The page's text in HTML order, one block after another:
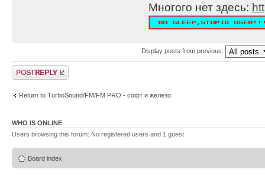
Многого нет здесь:
Display posts from previous:
Post a reply
Return to TurboSound/FM/FM PRO - софт и железо
WHO IS ONLINE
Users browsing this forum: No registered users and 1 guest
Board index